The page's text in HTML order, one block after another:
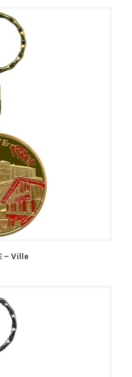
– Ville